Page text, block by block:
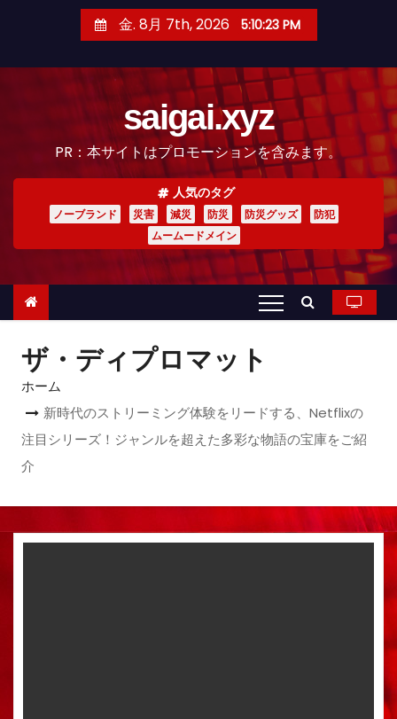
金. 8月 7th, 2026 5:10:25 PM
saigai.xyz
PR：本サイトはプロモーションを含みます。
人気のタグ
ノーブランド 災害 減災 防災 防災グッズ
防犯
ムームードメイン
ザ・ディプロマット
ホーム
新時代のストリーミング体験をリードする、Netflixの
注目シリーズ！ジャンルを超えた多彩な物語の宝庫をご紹
介